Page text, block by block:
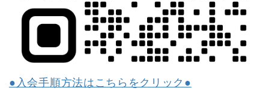
●入会手順方法はこちらをクリック●